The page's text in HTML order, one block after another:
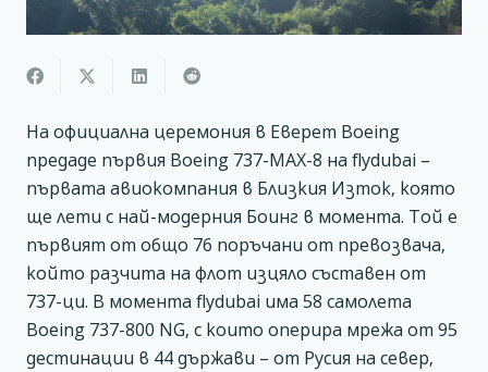
На официална церемония в Еверет Boeing
предаде първия Boeing 737-MAX-8 на flydubai –
първата авиокомпания в Близкия Изток, която
ще лети с най-модерния Боинг в момента. Той е
първият от общо 76 поръчани от превозвача,
който разчита на флот изцяло съставен от
737-ци. В момента flydubai има 58 самолета
Boeing 737-800 NG, с които оперира мрежа от 95
дестинации в 44 държави – от Русия на север,